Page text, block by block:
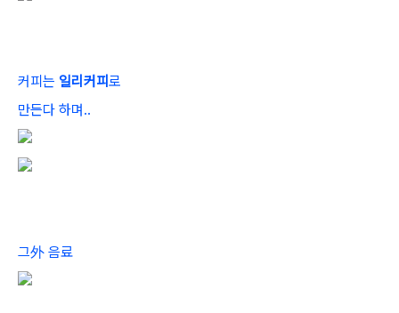
커피는 일리커피로
만든다 하며..
그外 음료